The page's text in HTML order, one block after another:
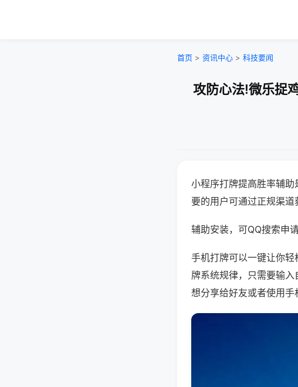
首页 > 资讯中心 > 科技要闻
攻防心法!微乐捉
小程序打牌提高胜率辅助
要的用户可通过正规渠道
辅助安装，可QQ搜索申
手机打牌可以一键让你轻
牌系统规律，只需要输
想分享给好友或者使用手